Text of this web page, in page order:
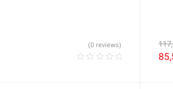
(0 reviews)